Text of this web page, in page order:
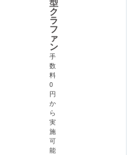
ク
ラ
フ
ァ
ン
手
数
料
0
円
か
ら
実
施
可
能